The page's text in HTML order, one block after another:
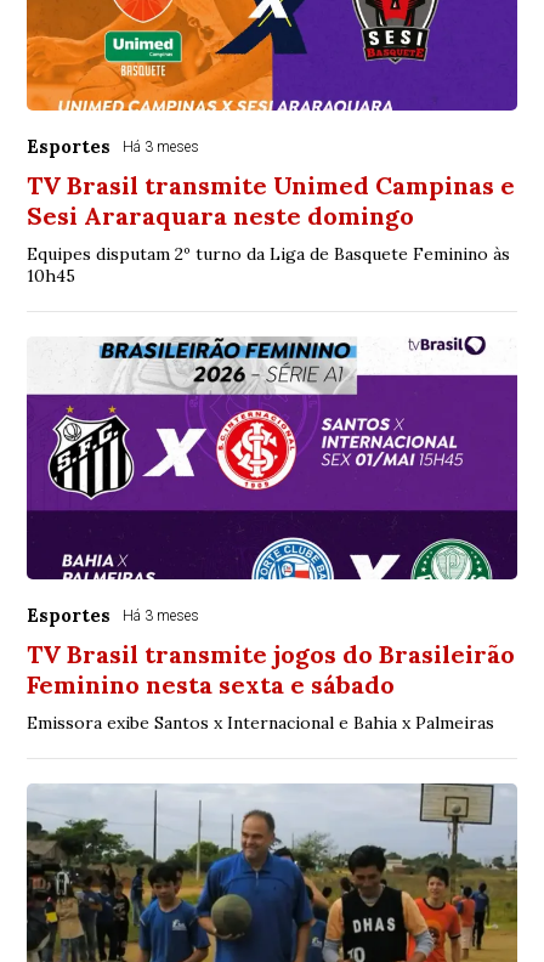
Esportes Há 3 meses
TV Brasil transmite Unimed Campinas e
Sesi Araraquara neste domingo
Equipes disputam 2º turno da Liga de Basquete Feminino às
10h45
Esportes Há 3 meses
TV Brasil transmite jogos do Brasileirão
Feminino nesta sexta e sábado
Emissora exibe Santos x Internacional e Bahia x Palmeiras